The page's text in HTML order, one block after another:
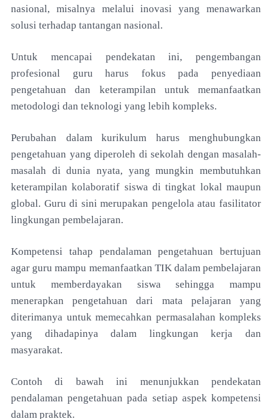
nasional, misalnya melalui inovasi yang menawarkan
solusi terhadap tantangan nasional.
Untuk mencapai pendekatan ini, pengembangan
profesional guru harus fokus pada penyediaan
pengetahuan dan keterampilan untuk memanfaatkan
metodologi dan teknologi yang lebih kompleks.
Perubahan dalam kurikulum harus menghubungkan
pengetahuan yang diperoleh di sekolah dengan masalah-
masalah di dunia nyata, yang mungkin membutuhkan
keterampilan kolaboratif siswa di tingkat lokal maupun
global. Guru di sini merupakan pengelola atau fasilitator
lingkungan pembelajaran.
Kompetensi tahap pendalaman pengetahuan bertujuan
agar guru mampu memanfaatkan TIK dalam pembelajaran
untuk memberdayakan siswa sehingga mampu
menerapkan pengetahuan dari mata pelajaran yang
diterimanya untuk memecahkan permasalahan kompleks
yang dihadapinya dalam lingkungan kerja dan
masyarakat.
Contoh di bawah ini menunjukkan pendekatan
pendalaman pengetahuan pada setiap aspek kompetensi
dalam praktek.